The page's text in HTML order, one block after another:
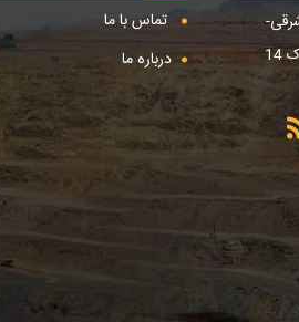
کوی فردوس-کوچه سعدی شرقی-پلاک 14
تماس با ما
درباره ما